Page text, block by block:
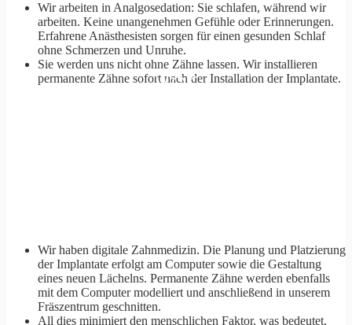
Wir arbeiten in Analgosedation: Sie schlafen, während wir
arbeiten. Keine unangenehmen Gefühle oder Erinnerungen.
Erfahrene Anästhesisten sorgen für einen gesunden Schlaf
ohne Schmerzen und Unruhe.
Sie werden uns nicht ohne Zähne lassen. Wir installieren
permanente Zähne sofort nach der Installation der Implantate.
Vor
Wir haben digitale Zahnmedizin. Die Planung und Platzierung
der Implantate erfolgt am Computer sowie die Gestaltung
eines neuen Lächelns. Permanente Zähne werden ebenfalls
mit dem Computer modelliert und anschließend in unserem
Fräszentrum geschnitten.
All dies minimiert den menschlichen Faktor, was bedeutet,